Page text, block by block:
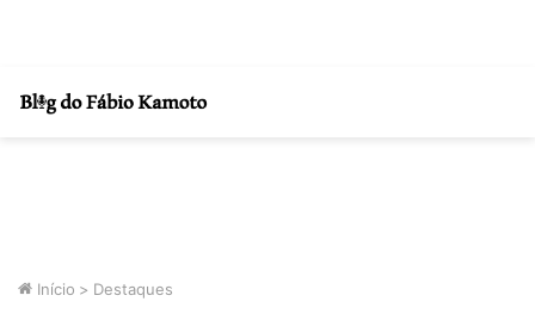
Início > Destaques